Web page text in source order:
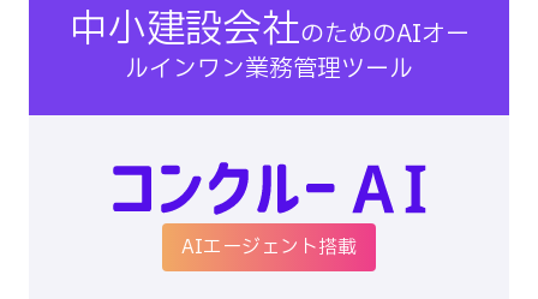
中小建設会社のためのAI​オー
ルインワン業務管理ツール
AIエージェント搭載